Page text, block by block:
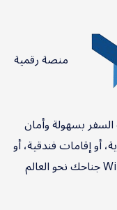
منصة رقمية
بسهولة وأمان
أو إقامات فندقية، أو